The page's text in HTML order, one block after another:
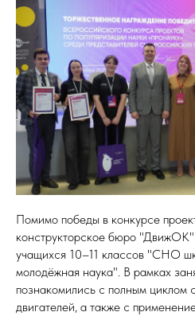
Помимо победы в конкурсе
конструкторское бюро "ДвижОК"
учащихся 10–11 классов "СНО
молодёжная наука". В рамках
познакомились с полным циклом
двигателей, а также с